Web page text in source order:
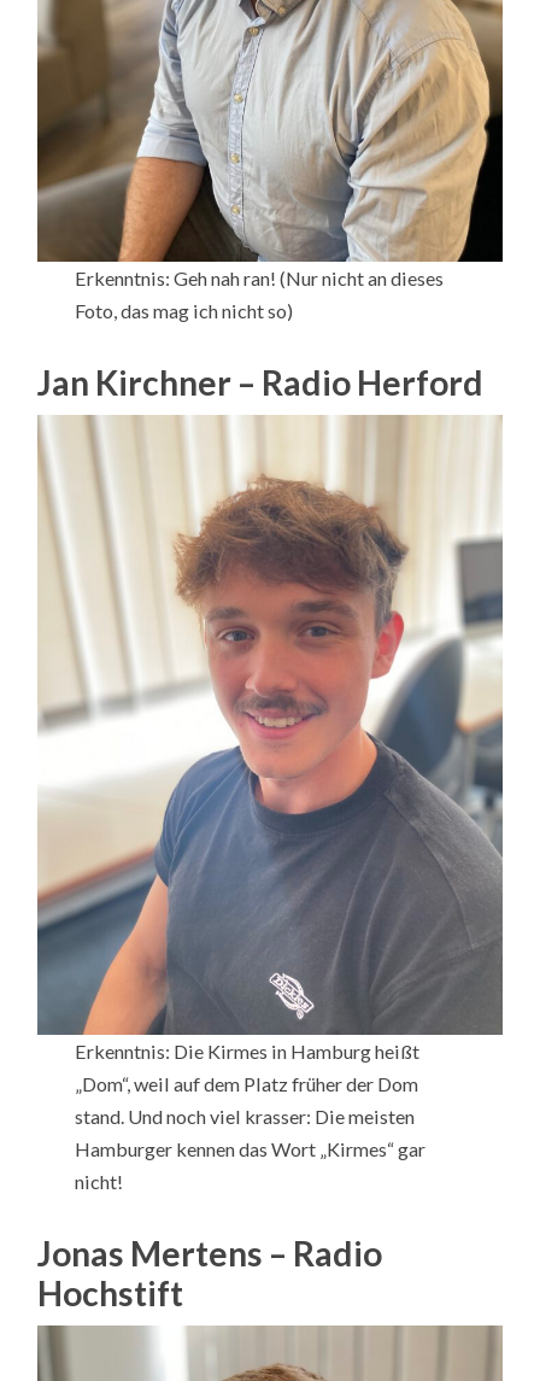
Erkenntnis: Geh nah ran! (Nur nicht an dieses
Foto, das mag ich nicht so)
Jan Kirchner – Radio Herford
Erkenntnis: Die Kirmes in Hamburg heißt
„Dom“, weil auf dem Platz früher der Dom
stand. Und noch viel krasser: Die meisten
Hamburger kennen das Wort „Kirmes“ gar
nicht!
Jonas Mertens – Radio
Hochstift